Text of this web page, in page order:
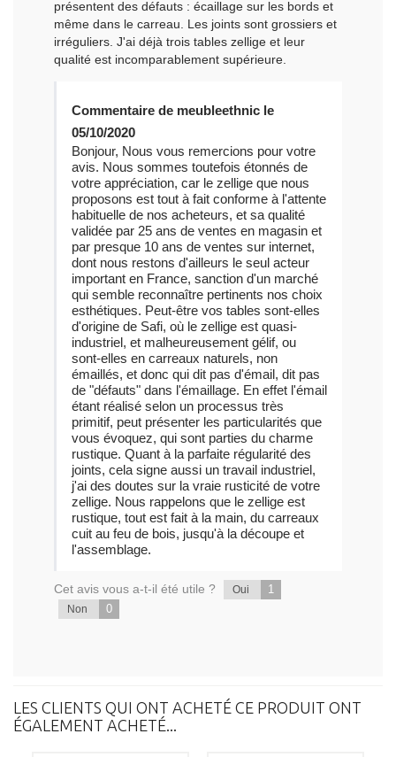
présentent des défauts : écaillage sur les bords et
même dans le carreau. Les joints sont grossiers et
irréguliers. J'ai déjà trois tables zellige et leur
qualité est incomparablement supérieure.
Commentaire de meubleethnic le
05/10/2020
Bonjour, Nous vous remercions pour votre
avis. Nous sommes toutefois étonnés de
votre appréciation, car le zellige que nous
proposons est tout à fait conforme à l'attente
habituelle de nos acheteurs, et sa qualité
validée par 25 ans de ventes en magasin et
par presque 10 ans de ventes sur internet,
dont nous restons d'ailleurs le seul acteur
important en France, sanction d'un marché
qui semble reconnaître pertinents nos choix
esthétiques. Peut-être vos tables sont-elles
d'origine de Safi, où le zellige est quasi-
industriel, et malheureusement gélif, ou
sont-elles en carreaux naturels, non
émaillés, et donc qui dit pas d'émail, dit pas
de "défauts" dans l'émaillage. En effet l'émail
étant réalisé selon un processus très
primitif, peut présenter les particularités que
vous évoquez, qui sont parties du charme
rustique. Quant à la parfaite régularité des
joints, cela signe aussi un travail industriel,
j'ai des doutes sur la vraie rusticité de votre
zellige. Nous rappelons que le zellige est
rustique, tout est fait à la main, du carreaux
cuit au feu de bois, jusqu'à la découpe et
l'assemblage.
Cet avis vous a-t-il été utile ? Oui 1
Non 0
LES CLIENTS QUI ONT ACHETÉ CE PRODUIT ONT
ÉGALEMENT ACHETÉ...